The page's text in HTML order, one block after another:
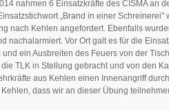
nahmen 6 Einsatzkräfte des CISMA an
„Brand in einer
nach Kehlen angefordert. Ebenfalls
nachalarmiert. Vor Ort galt es für die
ein Ausbreiten des Feuers von der
TLK in Stellung gebracht und von den
aus Kehlen einen Innenangriff
dass wir an dieser Übung